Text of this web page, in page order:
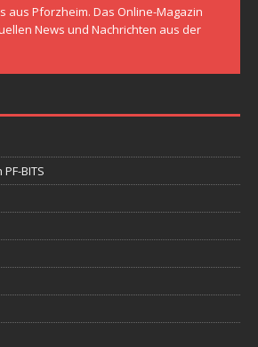
aus Pforzheim. Das Online-Magazin
News und Nachrichten aus der
BITS